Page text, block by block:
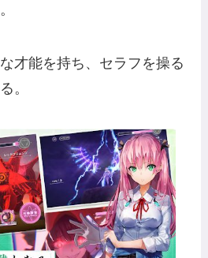
才能を持ち、セラフを操る
。